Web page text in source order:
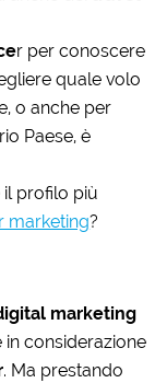
r per conoscere
quale volo
o anche per
Paese, è
il profilo più
marketing?
marketing
considerazione
. Ma prestando